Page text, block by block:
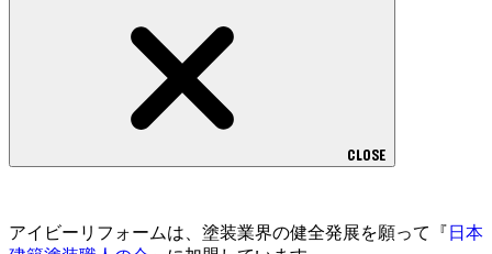
CLOSE
アイビーリフォームは、塗装業界の健全発展を願って『 日本